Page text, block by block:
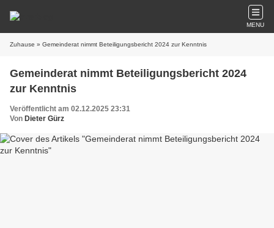
MENU
Zuhause » Gemeinderat nimmt Beteiligungsbericht 2024 zur Kenntnis
Gemeinderat nimmt Beteiligungsbericht 2024
zur Kenntnis
Veröffentlicht am 02.12.2025 23:31
Von Dieter Gürz